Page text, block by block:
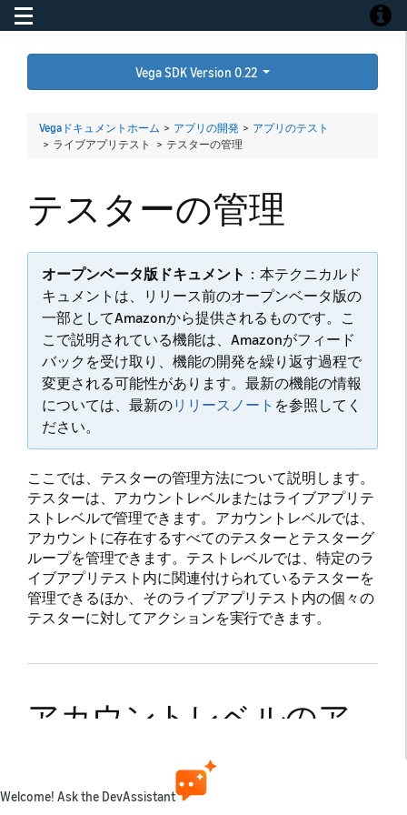
Toggle navigation
Vega SDK Version 0.22
Vegaドキュメントホーム > アプリの開発 > アプリのテスト
> ライブアプリテスト > テスターの管理
テスターの管理
オープンベータ版ドキュメント ：本テクニカルド
キュメントは、リリース前のオープンベータ版の
一部としてAmazonから提供されるものです。こ
こで説明されている機能は、Amazonがフィード
バックを受け取り、機能の開発を繰り返す過程で
変更される可能性があります。最新の機能の情報
については、最新のリリースノート を参照してく
ださい。
ここでは、テスターの管理方法について説明します。
テスターは、アカウントレベルまたはライブアプリテ
ストレベルで管理できます。アカウントレベルでは、
アカウントに存在するすべてのテスターとテスターグ
ループを管理できます。テストレベルでは、特定のラ
イブアプリテスト内に関連付けられているテスターを
管理できるほか、そのライブアプリテスト内の個々の
テスターに対してアクションを実行できます。
アカウントレベルのア
Welcome! Ask the DevAssistant